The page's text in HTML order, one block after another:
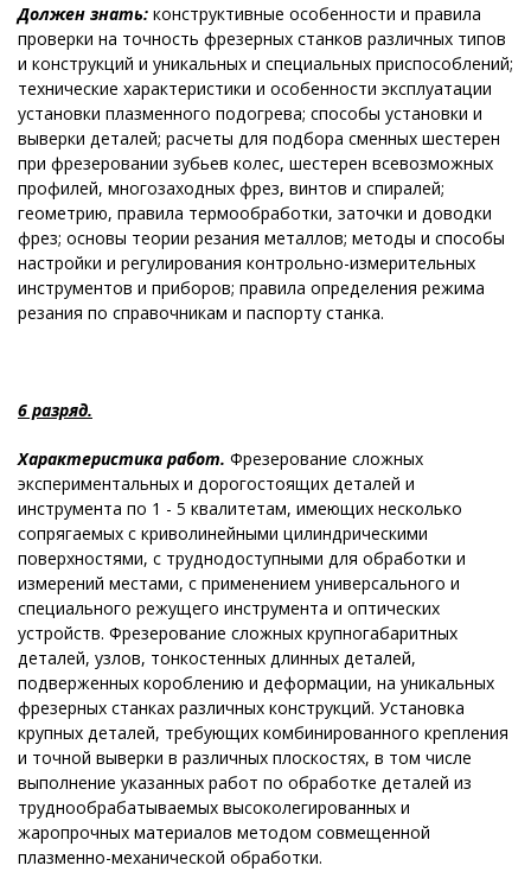
Должен знать: конструктивные особенности и правила
проверки на точность фрезерных станков различных типов
и конструкций и уникальных и специальных приспособлений;
технические характеристики и особенности эксплуатации
установки плазменного подогрева; способы установки и
выверки деталей; расчеты для подбора сменных шестерен
при фрезеровании зубьев колес, шестерен всевозможных
профилей, многозаходных фрез, винтов и спиралей;
геометрию, правила термообработки, заточки и доводки
фрез; основы теории резания металлов; методы и способы
настройки и регулирования контрольно-измерительных
инструментов и приборов; правила определения режима
резания по справочникам и паспорту станка.
6 разряд.
Характеристика работ. Фрезерование сложных
экспериментальных и дорогостоящих деталей и
инструмента по 1 - 5 квалитетам, имеющих несколько
сопрягаемых с криволинейными цилиндрическими
поверхностями, с труднодоступными для обработки и
измерений местами, с применением универсального и
специального режущего инструмента и оптических
устройств. Фрезерование сложных крупногабаритных
деталей, узлов, тонкостенных длинных деталей,
подверженных короблению и деформации, на уникальных
фрезерных станках различных конструкций. Установка
крупных деталей, требующих комбинированного крепления
и точной выверки в различных плоскостях, в том числе
выполнение указанных работ по обработке деталей из
труднообрабатываемых высоколегированных и
жаропрочных материалов методом совмещенной
плазменно-механической обработки.